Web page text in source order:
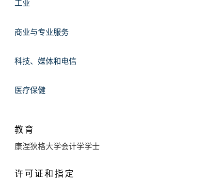
工业
商业与专业服务
科技、媒体和电信
医疗保健
教育
康涅狄格大学会计学学士
许可证和指定